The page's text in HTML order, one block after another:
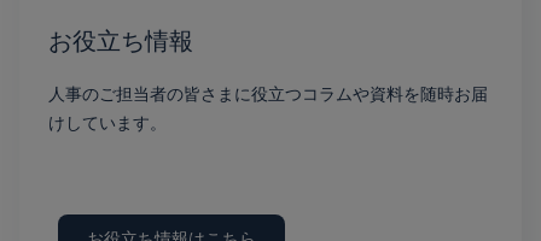
お役立ち情報
人事のご担当者の皆さまに役立つコラムや資料を随時お届
けしています。